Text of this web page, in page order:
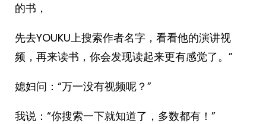
的书，
先去YOUKU上搜索作者名字，看看他的演讲视
频，再来读书，你会发现读起来更有感觉了。”
媳妇问：“万一没有视频呢？”
我说：“你搜索一下就知道了，多数都有！”